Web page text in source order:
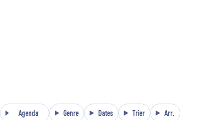
Agenda Genre Dates Trier Arr.